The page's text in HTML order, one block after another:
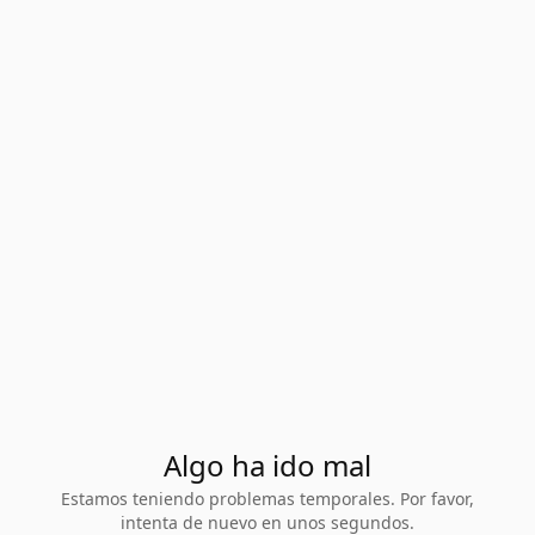
Algo ha ido mal
Estamos teniendo problemas temporales. Por favor,
intenta de nuevo en unos segundos.